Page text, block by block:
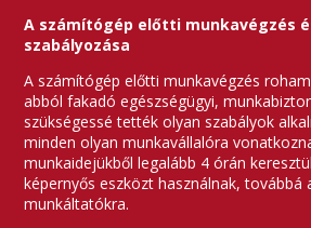
A számítógép előtti munkavégzés
szabályozása
A számítógép előtti munkavégzés
abból fakadó egészségügyi,
szükségessé tették olyan szabályok
minden olyan munkavállalóra
munkaidejükből legalább 4 órán
képernyős eszközt használnak,
munkáltatókra.